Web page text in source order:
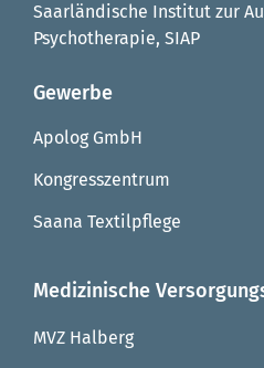
Saarländische Institut zur
Psychotherapie, SIAP
Gewerbe
Apolog GmbH
Kongresszentrum
Saana Textilpflege
Medizinische
MVZ Halberg